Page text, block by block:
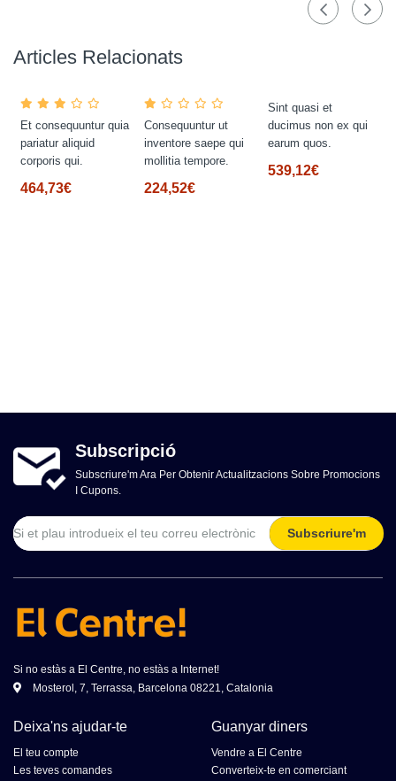
Articles Relacionats
Et consequuntur quia
pariatur aliquid
corporis qui.
464,73€
Consequuntur ut
inventore saepe qui
mollitia tempore.
224,52€
Sint quasi et
ducimus non ex qui
earum quos.
539,12€
Subscripció
Subscriure'm Ara Per Obtenir Actualitzacions Sobre Promocions
I Cupons.
Subscriure'm
Si no estàs a El Centre, no estàs a Internet!
Mosterol, 7, Terrassa, Barcelona 08221, Catalonia
Deixa'ns ajudar-te
El teu compte
Les teves comandes
Guanyar diners
Vendre a El Centre
Converteix-te en comerciant